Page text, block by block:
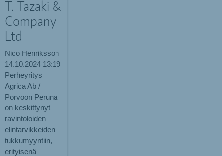
T. Tazaki &
Company
Ltd
Nico Henriksson
14.10.2024 13:19
Perheyritys
Agrica Ab /
Porvoon Peruna
on keskittynyt
ravintoloiden
elintarvikkeiden
tukkumyyntiin,
erityisenä